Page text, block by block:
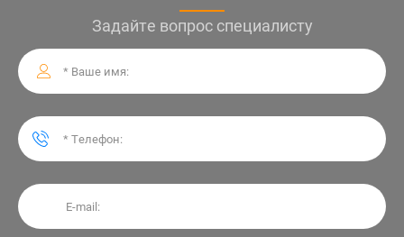
Задайте вопрос специалисту